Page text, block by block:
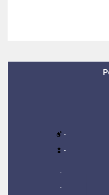
-
-
-
-